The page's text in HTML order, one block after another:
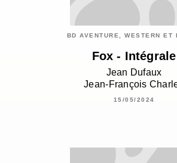
BD AVENTURE, WESTERN ET
Fox - Intégrale
Jean Dufaux
Jean-François
15/05/2024